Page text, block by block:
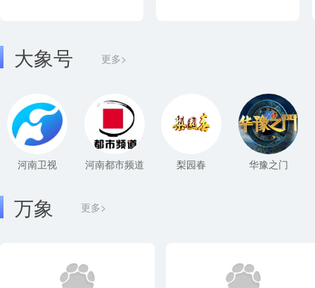
大象号 更多>
河南卫视 河南都市频道 梨园春 华豫之门
更多>
万象